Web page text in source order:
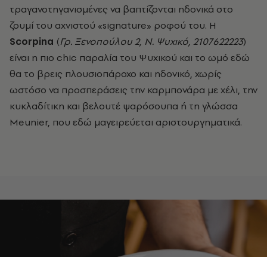
τραγανοτηγανισμένες να βαπτίζονται ηδονικά στο
ζουμί του αχνιστού «signature» ροφού του. H
Scorpina (Γρ. Ξενοπούλου 2, Ν. Ψυχικό, 2107622223)
είναι η πιο chic παραλία του Ψυχικού και το ωμό εδώ
θα το βρεις πλουσιοπάροχο και ηδονικό, χωρίς
ωστόσο να προσπεράσεις την καρμπονάρα με χέλι, την
κυκλαδίτικη και βελουτέ ψαρόσουπα ή τη γλώσσα
Meunier, που εδώ μαγειρεύεται αριστουργηματικά.